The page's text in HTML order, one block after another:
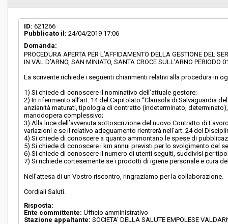
ID: 621266
Pubblicato il: 24/04/2019 17:06
Domanda:
PROCEDURA APERTA PER L’AFFIDAMENTO DELLA GESTIONE DEL
IN VAL D’ARNO, SAN MINIATO, SANTA CROCE SULL’ARNO
La scrivente richiede i seguenti chiarimenti relativi alla procedura in
1) Si chiede di conoscere il nominativo dell’attuale gestore;
2) In riferimento all’art. 14 del Capitolato “Clausola di Salvaguardia
anzianità maturati, tipologia di contratto (indeterminato,
manodopera complessivo;
3) Alla luce dell’avvenuta sottoscrizione del nuovo Contratto di
variazioni e se il relativo adeguamento rientrerà nell’art. 24 del
4) Si chiede di conoscere a quanto ammontano le spese di
5) Si chiede di conoscere i km annui previsti per lo svolgimento del
6) Si chiede di conoscere il numero di utenti seguiti, suddivisi per
7) Si richiede cortesemente se i prodotti di igiene personale e cura
Nell’attesa di un Vostro riscontro, ringraziamo per la collaborazione.
Cordiali Saluti.
Risposta:
Ente committente: Ufficio amministrativo
Stazione appaltante: SOCIETA' DELLA SALUTE EMPOLESE